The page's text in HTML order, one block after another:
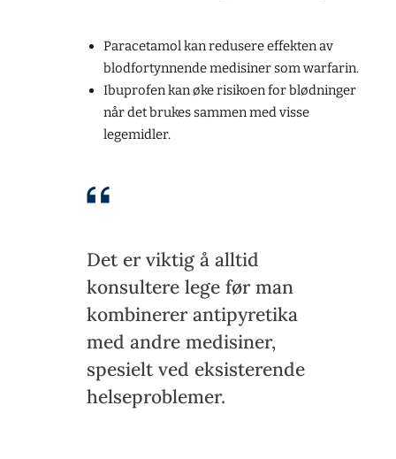
Paracetamol kan redusere effekten av
blodfortynnende medisiner som warfarin.
Ibuprofen kan øke risikoen for blødninger
når det brukes sammen med visse
legemidler.
Det er viktig å alltid
konsultere lege før man
kombinerer antipyretika
med andre medisiner,
spesielt ved eksisterende
helseproblemer.